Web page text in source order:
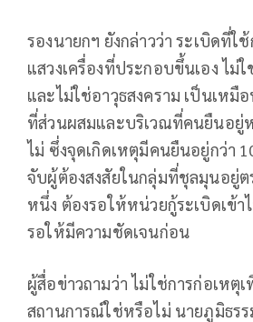
รองนายกฯ ยังกล่าวว่า ระเบิดที่ใ
แสวงเครื่องที่ประกอบขึ้นเอง ไม่
และไม่ใช่อาวุธสงคราม เป็นเหมื
ที่ส่วนผสมและบริเวณที่คนยืนอยู่
ไม่ ซึ่งจุดเกิดเหตุมีคนยืนอยู่กว่า
จับผู้ต้องสงสัยในกลุ่มที่ชุลมุนอยู่
หนึ่ง ต้องรอให้หน่วยกู้ระเบิดเข้า
รอให้มีความชัดเจนก่อน
ผู้สื่อข่าวถามว่า ไม่ใช่การก่อเหตุเ
สถานการณ์ใช่หรือไม่ นายภูมิธร